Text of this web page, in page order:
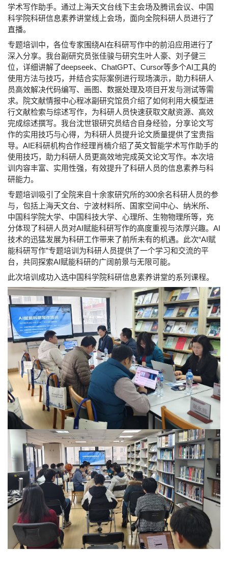
学术写作助手。通过上海天文台线下主会场及腾讯会议、中国
科学院科研信息素养讲堂线上会场，面向全院科研人员进行了
直播。
专题培训中，各位专家围绕AI在科研写作中的前沿应用进行了
深入分享。我台副研究员张佳骏与研究生叶人豪、刘子健三
位，详细讲解了deepseek、ChatGPT、Cursor等多个AI工具的
使用方法与技巧，并结合实际案例进行现场演示，助力科研人
员高效解决代码编写、画图、数据处理及项目开发与测试等需
求。院文献情报中心程冰副研究馆员介绍了如何利用大模型进
行文献检索与综述写作，为科研人员快速获取文献资源、高效
完成综述撰写。我台沈世银研究员结合自身经验，分享论文写
作的实用技巧与心得，为科研人员提升论文质量提供了宝贵指
导。AIE科研机构合作经理肖楠介绍了英文智能学术写作助手的
使用技巧，助力科研人员更高效地完成英文论文写作。本次培
训内容丰富、实用性强，有效提升了科研人员的信息素养与科
研能力。
专题培训吸引了全院来自十余家研究所的300余名科研人员的参
与，包括上海天文台、宁波材料所、国家空间中心、纳米所、
中国科学院大学、中国科技大学、心理所、生物物理所等，充
分体现了科研人员对AI赋能科研写作的高度重视与浓厚兴趣。AI
技术的迅猛发展为科研工作带来了前所未有的机遇。此次“AI赋
能科研写作”专题培训为科研人员提供了一个学习和交流的平
台，共同探索AI赋能科研的广阔前景与无限可能。
此次培训成功入选中国科学院科研信息素养讲堂的系列课程。